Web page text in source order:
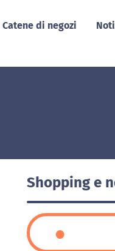
Catene di negozi
Shopping e